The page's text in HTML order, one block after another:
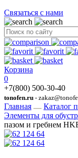
Связаться с нами
Корзина
0
+7(800) 500-30-40
tonofen.ru -
Главная
Каталог
Элементы для
пазом и гребнем